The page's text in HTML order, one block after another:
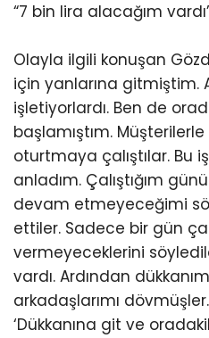
“7 bin lira alacağım
Olayla ilgili konuşan
için yanlarına gitmiştim.
işletiyorlardı. Ben de
başlamıştım.
oturtmaya çalıştılar. Bu
anladım. Çalıştığım
devam etmeyeceğimi
ettiler. Sadece bir gün
vermeyeceklerini
vardı. Ardından
arkadaşlarımı
‘Dükkanına git ve